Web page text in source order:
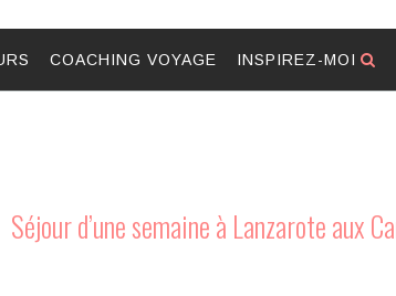
COACHING VOYAGE INSPIREZ-MOI
Séjour d’une semaine à Lanzarote aux